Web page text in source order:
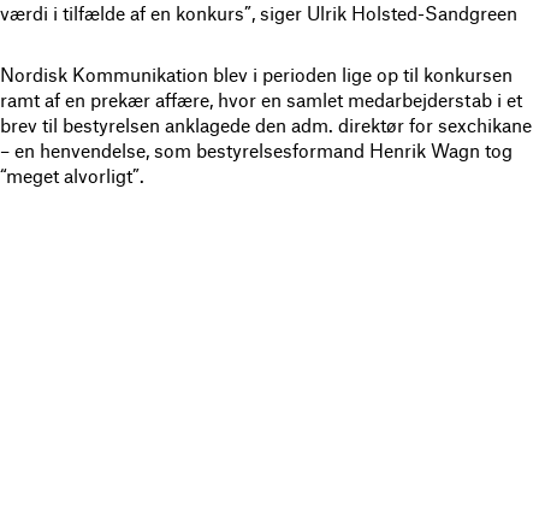
værdi i tilfælde af en konkurs”, siger Ulrik Holsted-Sandgreen
Nordisk Kommunikation blev i perioden lige op til konkursen
ramt af en prekær affære, hvor en samlet medarbejderstab i et
brev til bestyrelsen anklagede den adm. direktør for sexchikane
– en henvendelse, som bestyrelsesformand Henrik Wagn tog
“meget alvorligt”.